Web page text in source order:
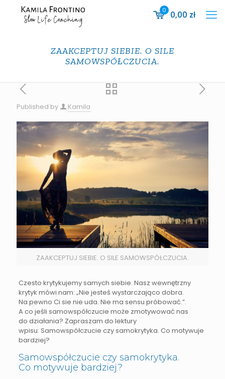
0 0,00 zł
ZAAKCEPTUJ SIEBIE. O SILE
SAMOWSPÓŁCZUCIA.
Published by Kamila
ZAAKCEPTUJ SIEBIE. O SILE SAMOWSPÓŁCZUCIA.
Czesto krytykujemy samych siebie. Nasz wewnętrzny
krytyk mówi nam: „Nie jesteś wystarczająco dobra.
Na pewno Ci sie nie uda. Nie ma sensu próbować.”.
A co jeśli samowspółczucie może zmotywować nas
do działania? Zapraszam do lektury
wpisu: Samowspółczucie czy samokrytyka. Co motywuje
bardziej?
Samowspółczucie czy samokrytyka.
Co motywuje bardziej?